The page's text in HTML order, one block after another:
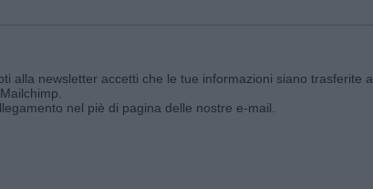
alla newsletter accetti che le tue informazioni siano trasferite a
nel piè di pagina delle nostre e-mail.